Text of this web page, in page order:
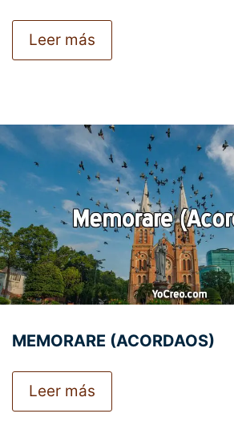
Leer más
MEMORARE (ACORDAOS)
Leer más